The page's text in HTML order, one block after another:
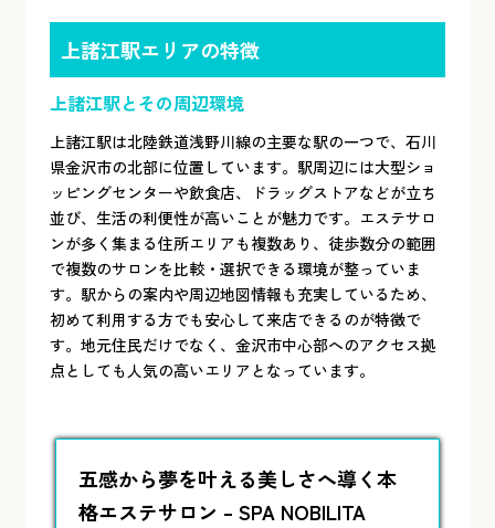
上諸江駅エリアの特徴
上諸江駅とその周辺環境
上諸江駅は北陸鉄道浅野川線の主要な駅の一つで、石川
県金沢市の北部に位置しています。駅周辺には大型ショ
ッピングセンターや飲食店、ドラッグストアなどが立ち
並び、生活の利便性が高いことが魅力です。エステサロ
ンが多く集まる住所エリアも複数あり、徒歩数分の範囲
で複数のサロンを比較・選択できる環境が整っていま
す。駅からの案内や周辺地図情報も充実しているため、
初めて利用する方でも安心して来店できるのが特徴で
す。地元住民だけでなく、金沢市中心部へのアクセス拠
点としても人気の高いエリアとなっています。
五感から夢を叶える美しさへ導く本
格エステサロン – SPA NOBILITA